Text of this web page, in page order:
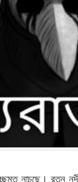
নাচছে।